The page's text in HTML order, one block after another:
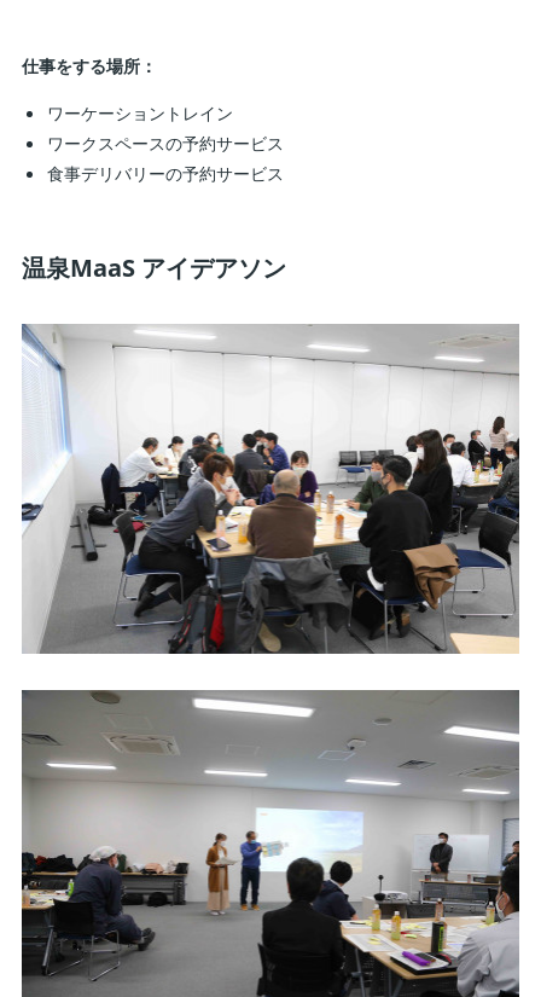
仕事をする場所：
ワーケーショントレイン
ワークスペースの予約サービス
食事デリバリーの予約サービス
温泉MaaS アイデアソン